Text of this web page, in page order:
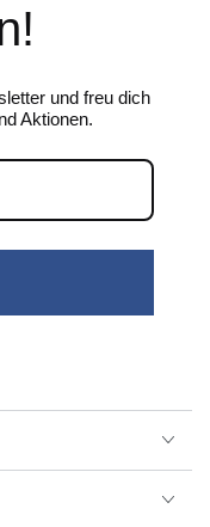
und freu dich
Aktionen.